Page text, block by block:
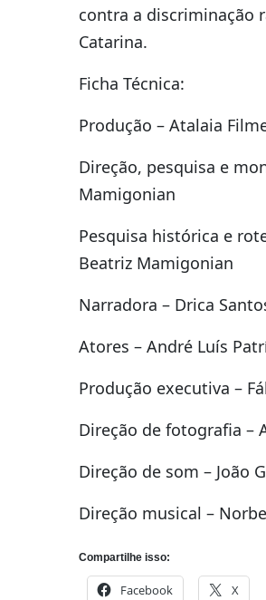
contra a discriminação
Catarina.
Ficha Técnica:
Produção – Atalaia
Direção, pesquisa e
Mamigonian
Pesquisa histórica e
Beatriz Mamigonian
Narradora – Drica
Atores – André Luís
Produção executiva –
Direção de fotografia –
Direção de som – João
Direção musical –
Compartilhe isso:
Facebook X